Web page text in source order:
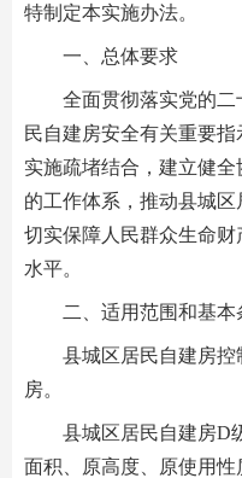
特制定本实施办法。
一、总体要求
全面贯彻落实党的
民自建房安全有关重要指
实施疏堵结合，建立健
的工作体系，推动县城区
切实保障人民群众生命
水平。
二、适用范围和基本
县城区居民自建房
房。
县城区居民自建房D
面积、原高度、原使用性